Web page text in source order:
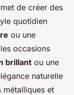
de créer des
quotidien
ou une
occasions
brillant ou une
naturelle
métalliques et